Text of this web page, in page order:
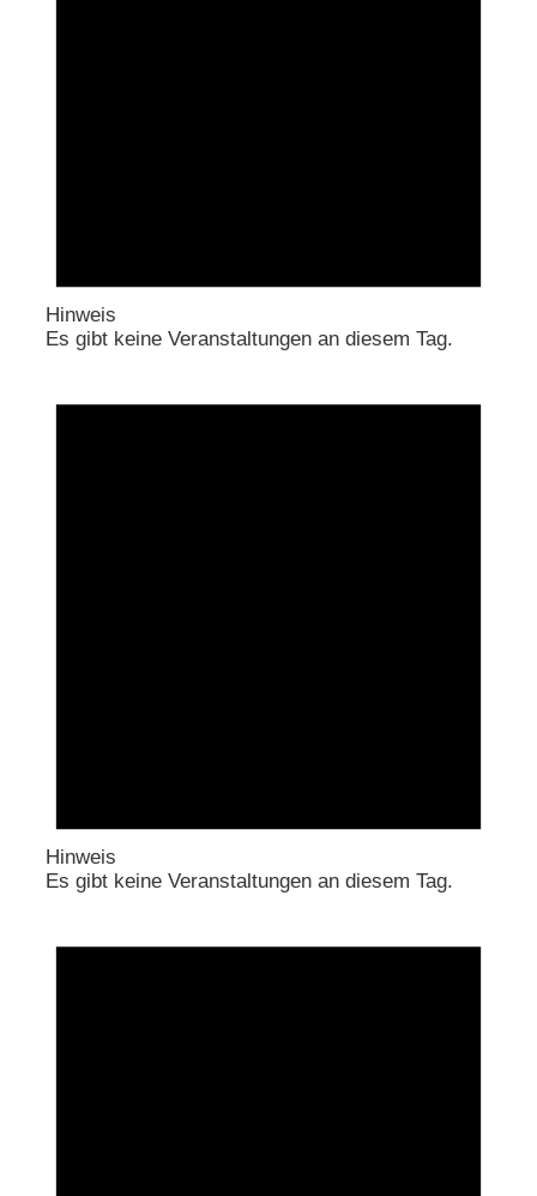
Hinweis
Es gibt keine Veranstaltungen an diesem Tag.
Hinweis
Es gibt keine Veranstaltungen an diesem Tag.